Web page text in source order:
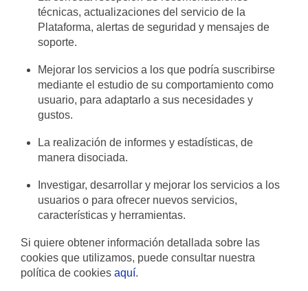
técnicas, actualizaciones del servicio de la
Plataforma, alertas de seguridad y mensajes de
soporte.
Mejorar los servicios a los que podría suscribirse
mediante el estudio de su comportamiento como
usuario, para adaptarlo a sus necesidades y
gustos.
La realización de informes y estadísticas, de
manera disociada.
Investigar, desarrollar y mejorar los servicios a los
usuarios o para ofrecer nuevos servicios,
características y herramientas.
Si quiere obtener información detallada sobre las
cookies que utilizamos, puede consultar nuestra
política de cookies aquí.